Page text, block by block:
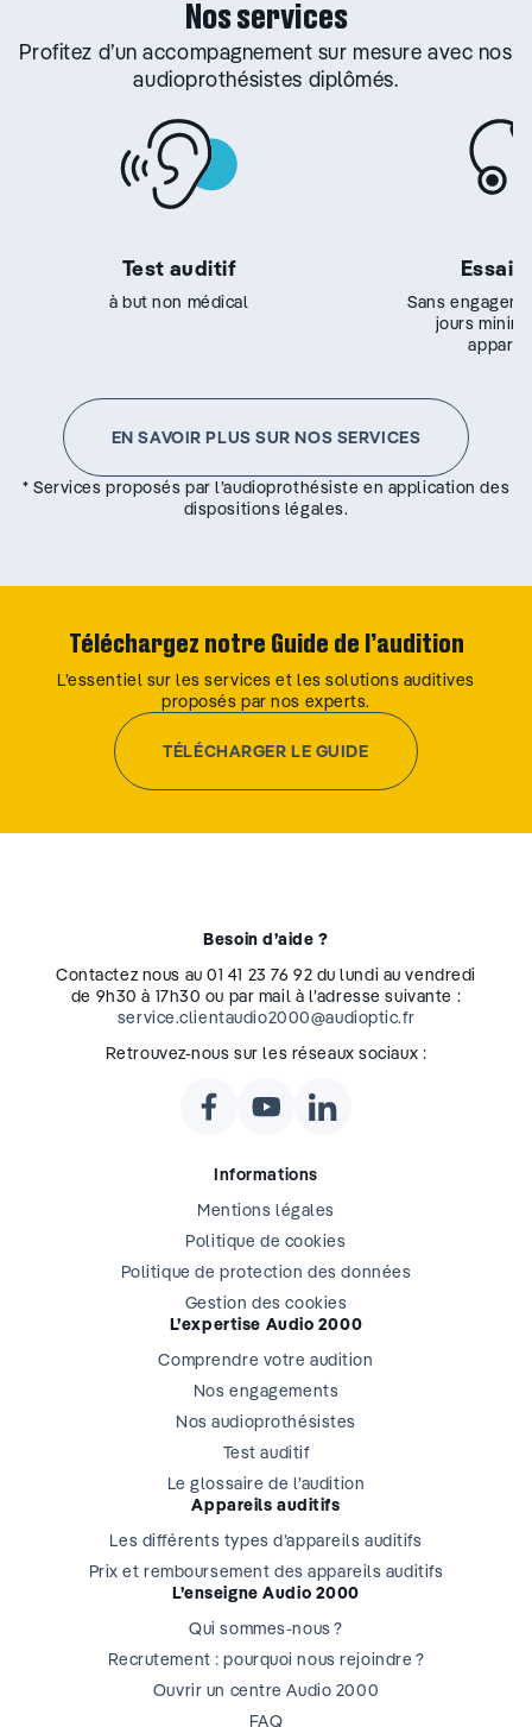
Nos services
Profitez d’un accompagnement sur mesure avec nos
audioprothésistes diplômés.
Test auditif
à but non médical
Essai
Sans
jours
EN SAVOIR PLUS SUR NOS SERVICES
* Services proposés par l’audioprothésiste en application des
dispositions légales.
Téléchargez notre Guide de l’audition
L’essentiel sur les services et les solutions auditives
proposés par nos experts.
TÉLÉCHARGER LE GUIDE
Besoin d’aide ?
Contactez nous au 01 41 23 76 92 du lundi au vendredi
de 9h30 à 17h30 ou par mail à l’adresse suivante :
service.clientaudio2000@audioptic.fr
Retrouvez-nous sur les réseaux sociaux :
Informations
Mentions légales
Politique de cookies
Politique de protection des données
Gestion des cookies
L’expertise Audio 2000
Comprendre votre audition
Nos engagements
Nos audioprothésistes
Test auditif
Le glossaire de l’audition
Appareils auditifs
Les différents types d’appareils auditifs
Prix et remboursement des appareils auditifs
L’enseigne Audio 2000
Qui sommes-nous ?
Recrutement : pourquoi nous rejoindre ?
Ouvrir un centre Audio 2000
FAQ